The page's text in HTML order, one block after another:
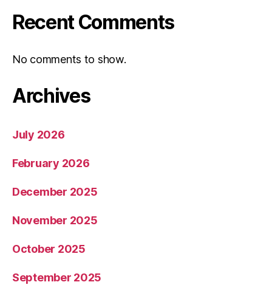
Recent Comments
No comments to show.
Archives
July 2026
February 2026
December 2025
November 2025
October 2025
September 2025